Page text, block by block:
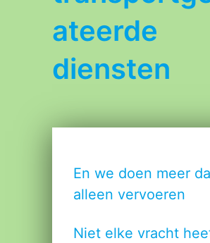
ateerde
diensten
En we doen meer
alleen vervoeren
Niet elke vracht